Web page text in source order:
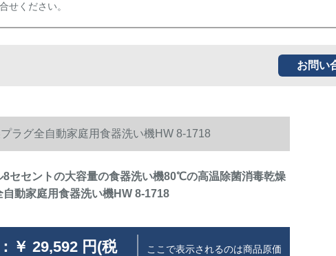
せください。
お問い
ラグ全自動家庭用食器洗い機HW 8-1718
8セセントの大容量の食器洗い機80℃の高温除菌消毒乾燥
自動家庭用食器洗い機HW 8-1718
￥ 29,592 円(税
ここで表示されるのは商品原価